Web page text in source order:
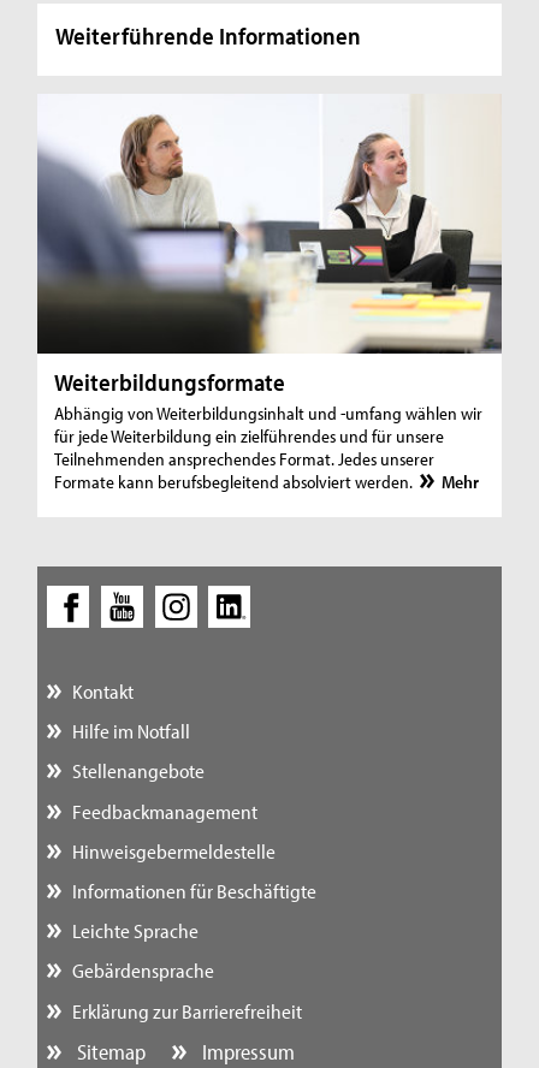
Weiterführende Informationen
Weiterbildungsformate
Abhängig von Weiterbildungsinhalt und -umfang wählen wir
für jede Weiterbildung ein zielführendes und für unsere
Teilnehmenden ansprechendes Format. Jedes unserer
Formate kann berufsbegleitend absolviert werden.
Mehr
Kontakt
Hilfe im Notfall
Stellenangebote
Feedbackmanagement
Hinweisgebermeldestelle
Informationen für Beschäftigte
Leichte Sprache
Gebärdensprache
Erklärung zur Barrierefreiheit
Sitemap Impressum